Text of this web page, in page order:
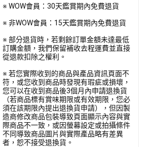
※ WOW會員：30天鑑賞期內免費退貨
※ 非WOW會員：15天鑑賞期內免費退貨
※ 部分退貨時，若剩餘訂單金額未達最低
訂購金額，我們保留補收去程運費並直接
從退款扣除之權利。
※ 若您實際收到的商品與產品資訊頁面不
符，或您收到商品時發現有瑕疵或損壞，
您可以在收到商品後3個月內申請退換貨
（若商品標有賞味期限或有效期限，您必
須在該期限內提出退換貨申請），但因製
造商修改商品包裝導致頁面顯示內容與實
際商品不一致，或因螢幕設定或拍攝條件
不同導致商品圖片與實際產品略有差異
者，恕不接受退換貨。